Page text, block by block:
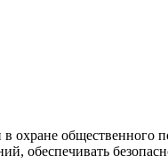
охране общественного
обеспечивать